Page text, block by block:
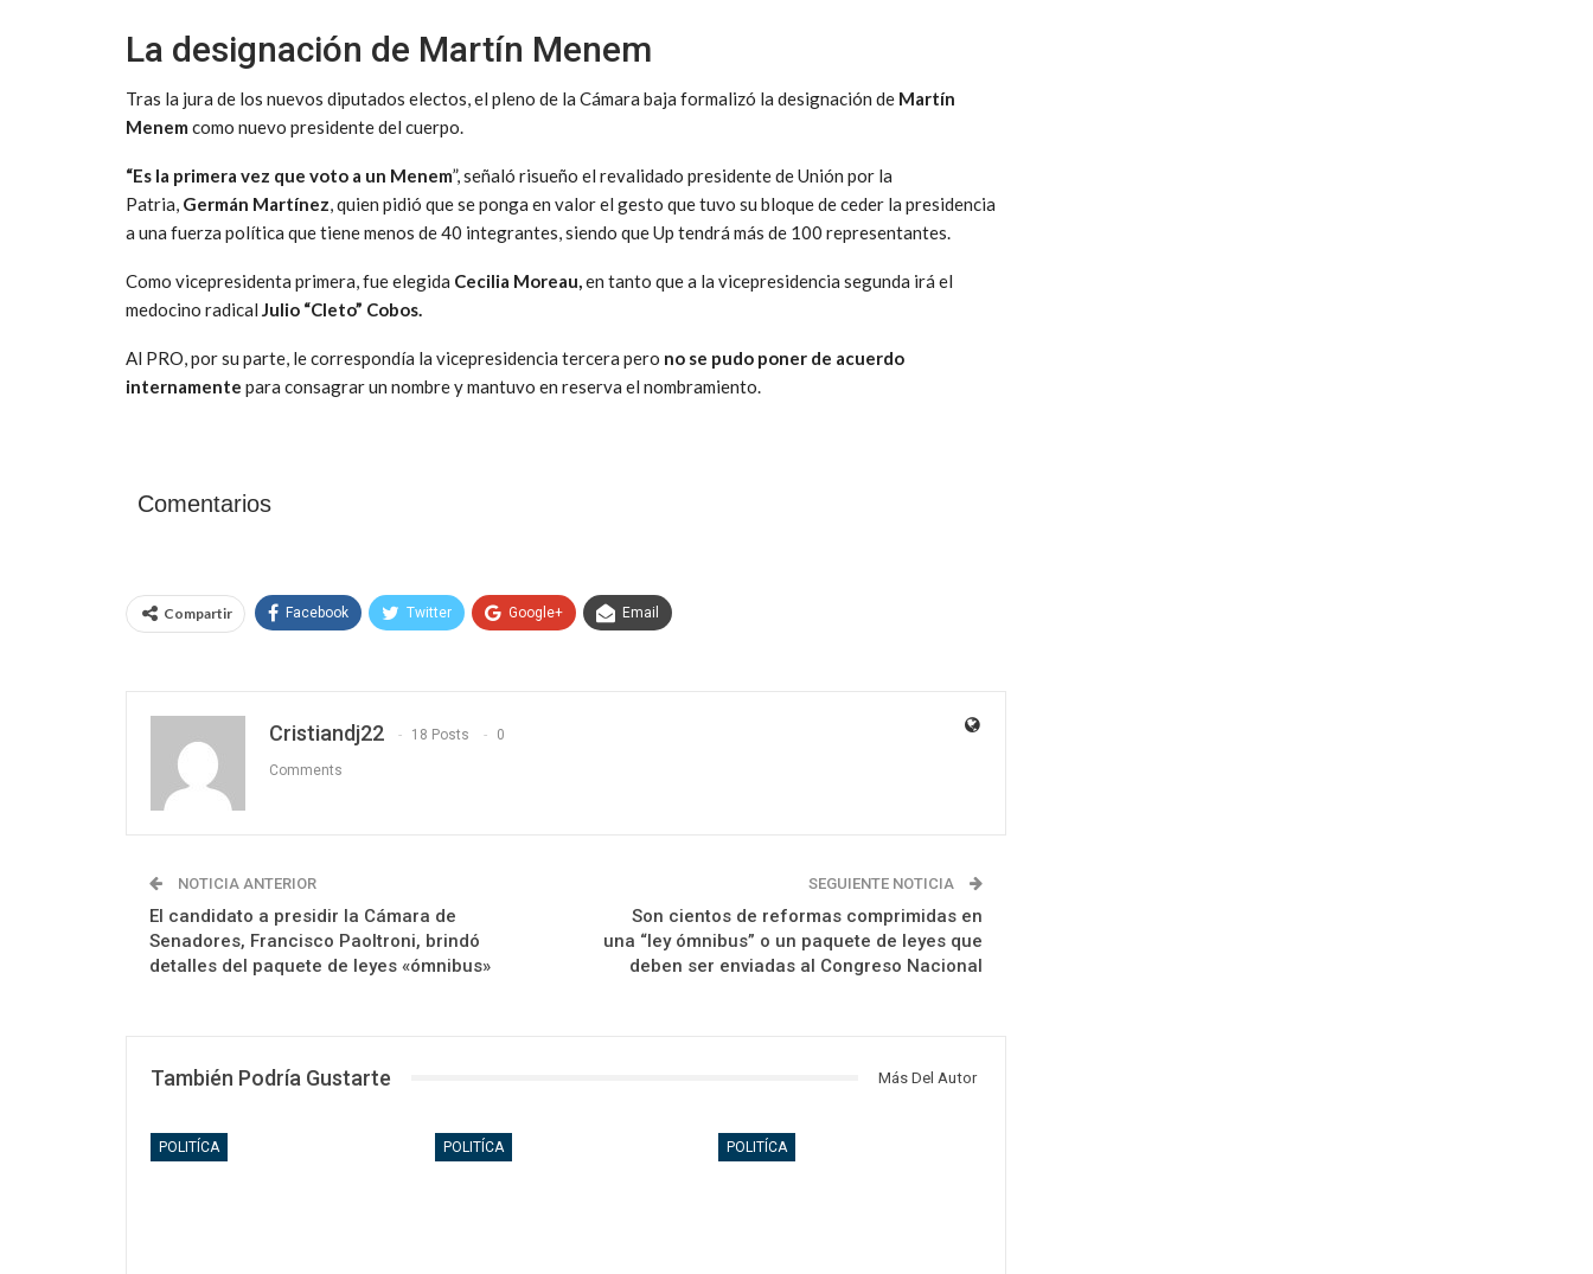
La designación de Martín Menem
Tras la jura de los nuevos diputados electos, el pleno de la Cámara baja formalizó la designación de Martín
Menem como nuevo presidente del cuerpo.
“Es la primera vez que voto a un Menem”, señaló risueño el revalidado presidente de Unión por la
Patria, Germán Martínez, quien pidió que se ponga en valor el gesto que tuvo su bloque de ceder la presidencia
a una fuerza política que tiene menos de 40 integrantes, siendo que Up tendrá más de 100 representantes.
Como vicepresidenta primera, fue elegida Cecilia Moreau,en tanto que a la vicepresidencia segunda irá el
medocino radical Julio “Cleto” Cobos.
Al PRO, por su parte, le correspondía la vicepresidencia tercera pero no se pudo poner de acuerdo
internamente para consagrar un nombre y mantuvo en reserva el nombramiento.
Comentarios
Compartir Facebook Twitter Google+ Email
Cristiandj22 18 Posts 0
Comments
NOTICIA ANTERIOR
El candidato a presidir la Cámara de
Senadores, Francisco Paoltroni, brindó
detalles del paquete de leyes «ómnibus»
SEGUIENTE NOTICIA
Son cientos de reformas comprimidas en
una “ley ómnibus” o un paquete de leyes que
deben ser enviadas al Congreso Nacional
También Podría Gustarte Más Del Autor
POLITÍCA POLITÍCA POLITÍCA